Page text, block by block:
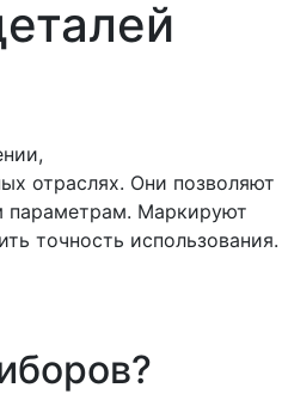
отраслях. Они позволяют
параметрам. Маркируют
точность использования.